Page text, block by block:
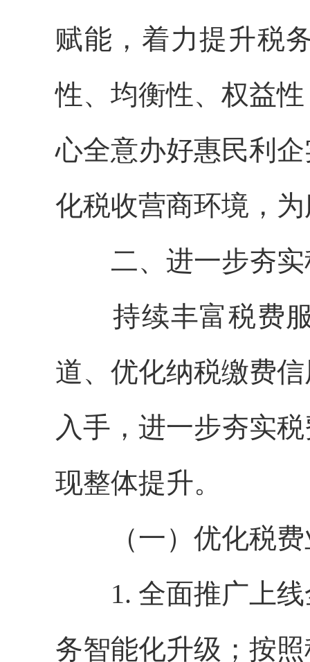
赋能，着力提升税
性、均衡性、权益
心全意办好惠民利
化税收营商环境，
二、进一步夯实
持续丰富税费服
道、优化纳税缴费
入手，进一步夯实
现整体提升。
（一）优化税费
1. 全面推广上线
务智能化升级；按